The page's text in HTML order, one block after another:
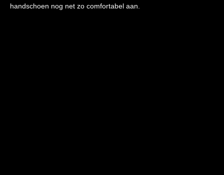
handschoen nog net zo comfortabel aan.